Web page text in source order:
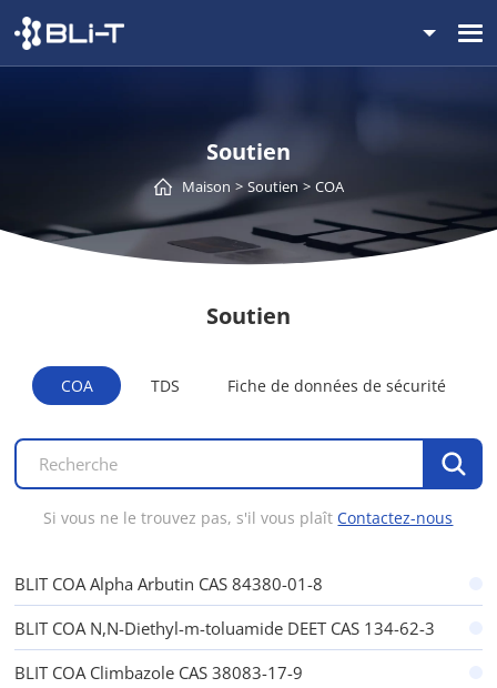
Soutien
Maison Soutien COA
Soutien
COA TDS Fiche de données de sécurité
Si vous ne le trouvez pas, s'il vous plaîtContactez-nous
BLIT COA Alpha Arbutin CAS 84380-01-8
BLIT COA N,N-Diethyl-m-toluamide DEET CAS 134-62-3
BLIT COA Climbazole CAS 38083-17-9